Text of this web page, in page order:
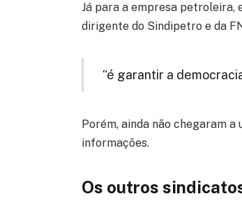
Já para a empresa petroleira,
dirigente do Sindipetro e da
“é garantir a
Porém, ainda não chegaram
informações.
Os outros